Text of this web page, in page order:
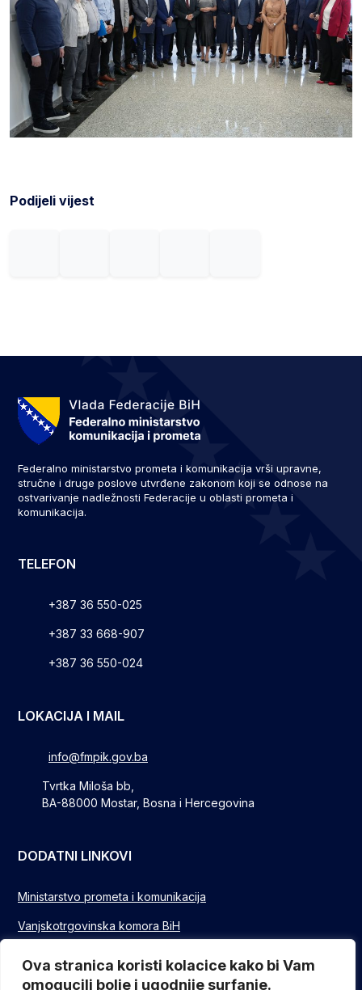
Ova stranica koristi kolacice kako bi Vam
omogucili bolje i ugodnije surfanje.
Podijeli vijest
Federalno ministarstvo prometa i komunikacija vrši upravne,
stručne i druge poslove utvrđene zakonom koji se odnose na
ostvarivanje nadležnosti Federacije u oblasti prometa i
komunikacija.
TELEFON
+387 36 550-025
+387 33 668-907
+387 36 550-024
LOKACIJA I MAIL
info@fmpik.gov.ba
Tvrtka Miloša bb,
BA-88000 Mostar, Bosna i Hercegovina
DODATNI LINKOVI
Ministarstvo prometa i komunikacija
Vanjskotrgovinska komora BiH
FUZIP Sarajevo